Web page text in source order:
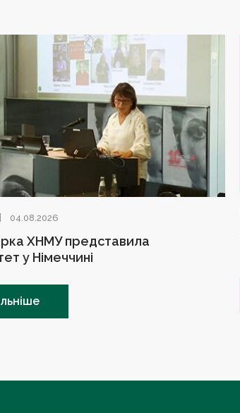
04.08.2026
ХНМУ представила
у Німеччині